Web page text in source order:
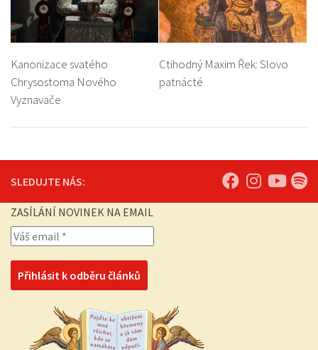
Kanonizace svatého
Chrysostoma Nového
Vyznavače
Ctihodný Maxim Řek: Slovo
patnácté
SLEDUJTE NÁS:
ZASÍLÁNÍ NOVINEK NA EMAIL